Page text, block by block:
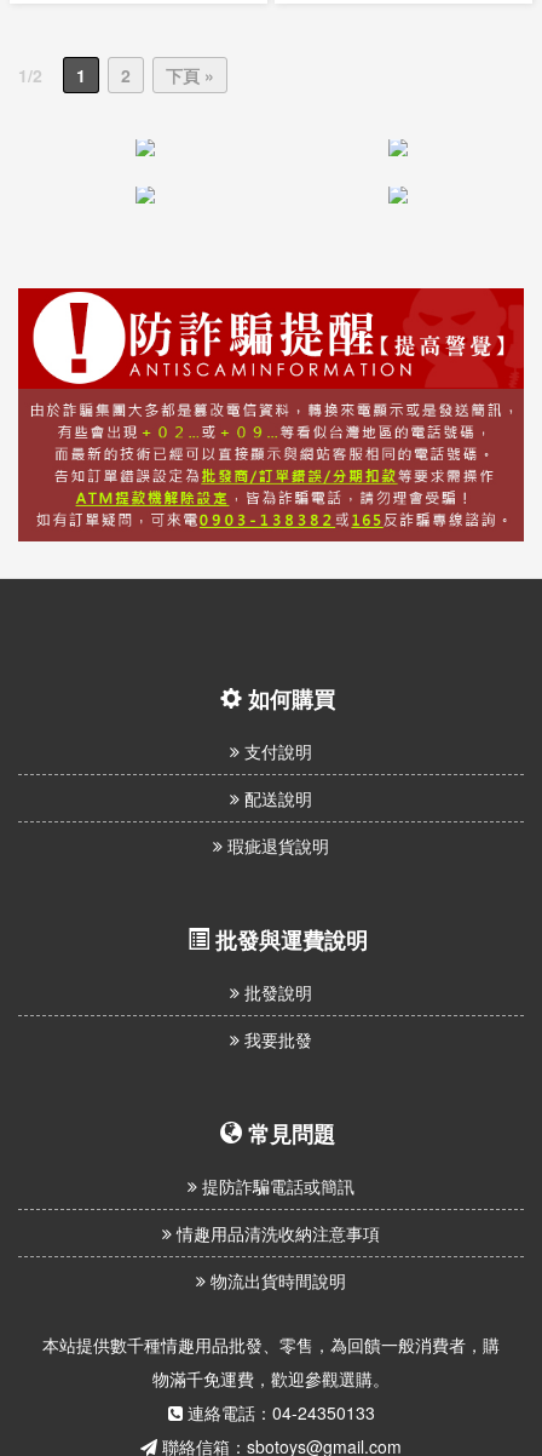
1/2 1 2 下頁 »
如何購買
支付說明
配送說明
瑕疵退貨說明
批發與運費說明
批發說明
我要批發
常見問題
提防詐騙電話或簡訊
情趣用品清洗收納注意事項
物流出貨時間說明
本站提供數千種情趣用品批發、零售，為回饋一般消費者，購
物滿千免運費，歡迎參觀選購。
連絡電話：04-24350133
聯絡信箱：sbotoys@gmail.com